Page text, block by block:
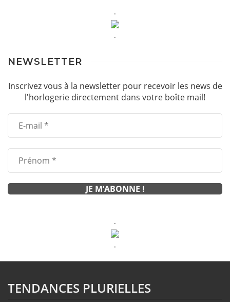
.
.
NEWSLETTER
Inscrivez vous à la newsletter pour recevoir les news de
l'horlogerie directement dans votre boîte mail!
.
.
TENDANCES PLURIELLES